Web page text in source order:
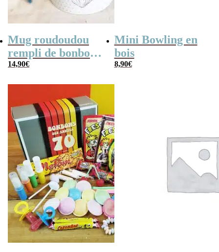
Mug roudoudou
rempli de bonbons
rétro
14,90€
Mini Bowling en
bois
8,90€